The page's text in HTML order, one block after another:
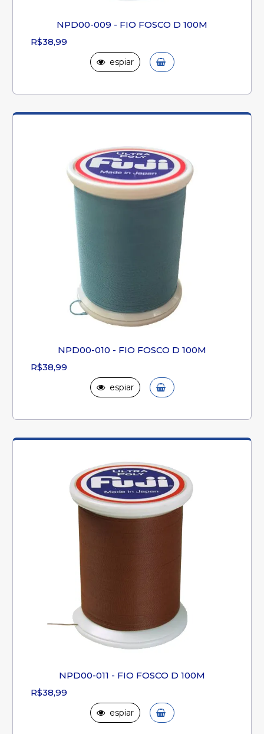
NPD00-009 - FIO FOSCO D 100M
R$38,99
espiar
NPD00-010 - FIO FOSCO D 100M
R$38,99
espiar
NPD00-011 - FIO FOSCO D 100M
R$38,99
espiar